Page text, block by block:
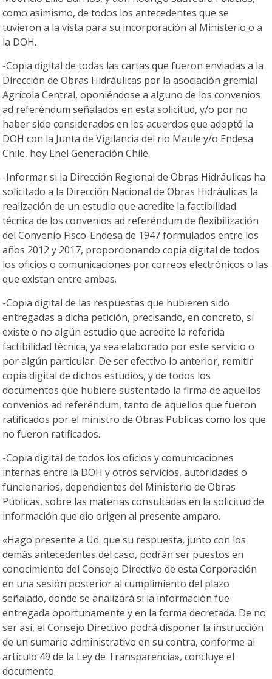
como asimismo, de todos los antecedentes que se
tuvieron a la vista para su incorporación al Ministerio o a
la DOH.
-Copia digital de todas las cartas que fueron enviadas a la
Dirección de Obras Hidráulicas por la asociación gremial
Agrícola Central, oponiéndose a alguno de los convenios
ad referéndum señalados en esta solicitud, y/o por no
haber sido considerados en los acuerdos que adoptó la
DOH con la Junta de Vigilancia del rio Maule y/o Endesa
Chile, hoy Enel Generación Chile.
-Informar si la Dirección Regional de Obras Hidráulicas ha
solicitado a la Dirección Nacional de Obras Hidráulicas la
realización de un estudio que acredite la factibilidad
técnica de los convenios ad referéndum de flexibilización
del Convenio Fisco-Endesa de 1947 formulados entre los
años 2012 y 2017, proporcionando copia digital de todos
los oficios o comunicaciones por correos electrónicos o las
que existan entre ambas.
-Copia digital de las respuestas que hubieren sido
entregadas a dicha petición, precisando, en concreto, si
existe o no algún estudio que acredite la referida
factibilidad técnica, ya sea elaborado por este servicio o
por algún particular. De ser efectivo lo anterior, remitir
copia digital de dichos estudios, y de todos los
documentos que hubiere sustentado la firma de aquellos
convenios ad referéndum, tanto de aquellos que fueron
ratificados por el ministro de Obras Publicas como los que
no fueron ratificados.
-Copia digital de todos los oficios y comunicaciones
internas entre la DOH y otros servicios, autoridades o
funcionarios, dependientes del Ministerio de Obras
Públicas, sobre las materias consultadas en la solicitud de
información que dio origen al presente amparo.
«Hago presente a Ud. que su respuesta, junto con los
demás antecedentes del caso, podrán ser puestos en
conocimiento del Consejo Directivo de esta Corporación
en una sesión posterior al cumplimiento del plazo
señalado, donde se analizará si la información fue
entregada oportunamente y en la forma decretada. De no
ser así, el Consejo Directivo podrá disponer la instrucción
de un sumario administrativo en su contra, conforme al
artículo 49 de la Ley de Transparencia», concluye el
documento.